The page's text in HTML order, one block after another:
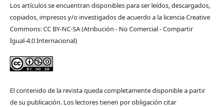
Los artículos se encuentran disponibles para ser leídos, descargados,
copiados, impresos y/o investigados de acuerdo a la licencia Creative
Commons: CC BY-NC-SA (Atribución - No Comercial - Compartir
Igual-4.0 Internacional)
El contenido de la revista queda completamente disponible a partir
de su publicación. Los lectores tienen por obligación citar